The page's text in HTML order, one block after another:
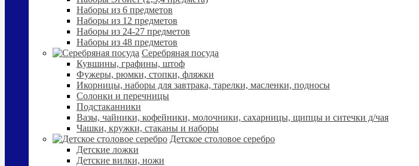
Наборы из 6 предметов
Наборы из 12 предметов
Наборы из 24-27 предметов
Наборы из 48 предметов
Серебряная посуда
Кувшины, графины, штоф
Фужеры, рюмки, стопки, фляжки
Икорницы, наборы для завтрака, тарелки, масленки, подносы
Солонки и перечницы
Подстаканники
Вазы, чайники, кофейники, молочники, сахарницы, щипцы и ситечки д/чая
Чашки, кружки, стаканы и наборы
Детское столовое серебро
Детские ложки
Детские вилки, ножи